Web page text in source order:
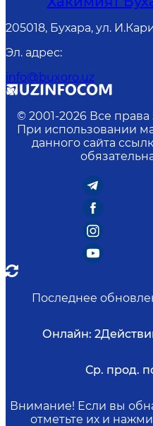
205018, Бухара, ул.
Эл. адрес:
info@buxoro.uz
© 2001-2026 Все
При использовании
данного сайта
Последнее
Онлайн: 2
Ср. прод.
Внимание! Если вы
отметьте их и